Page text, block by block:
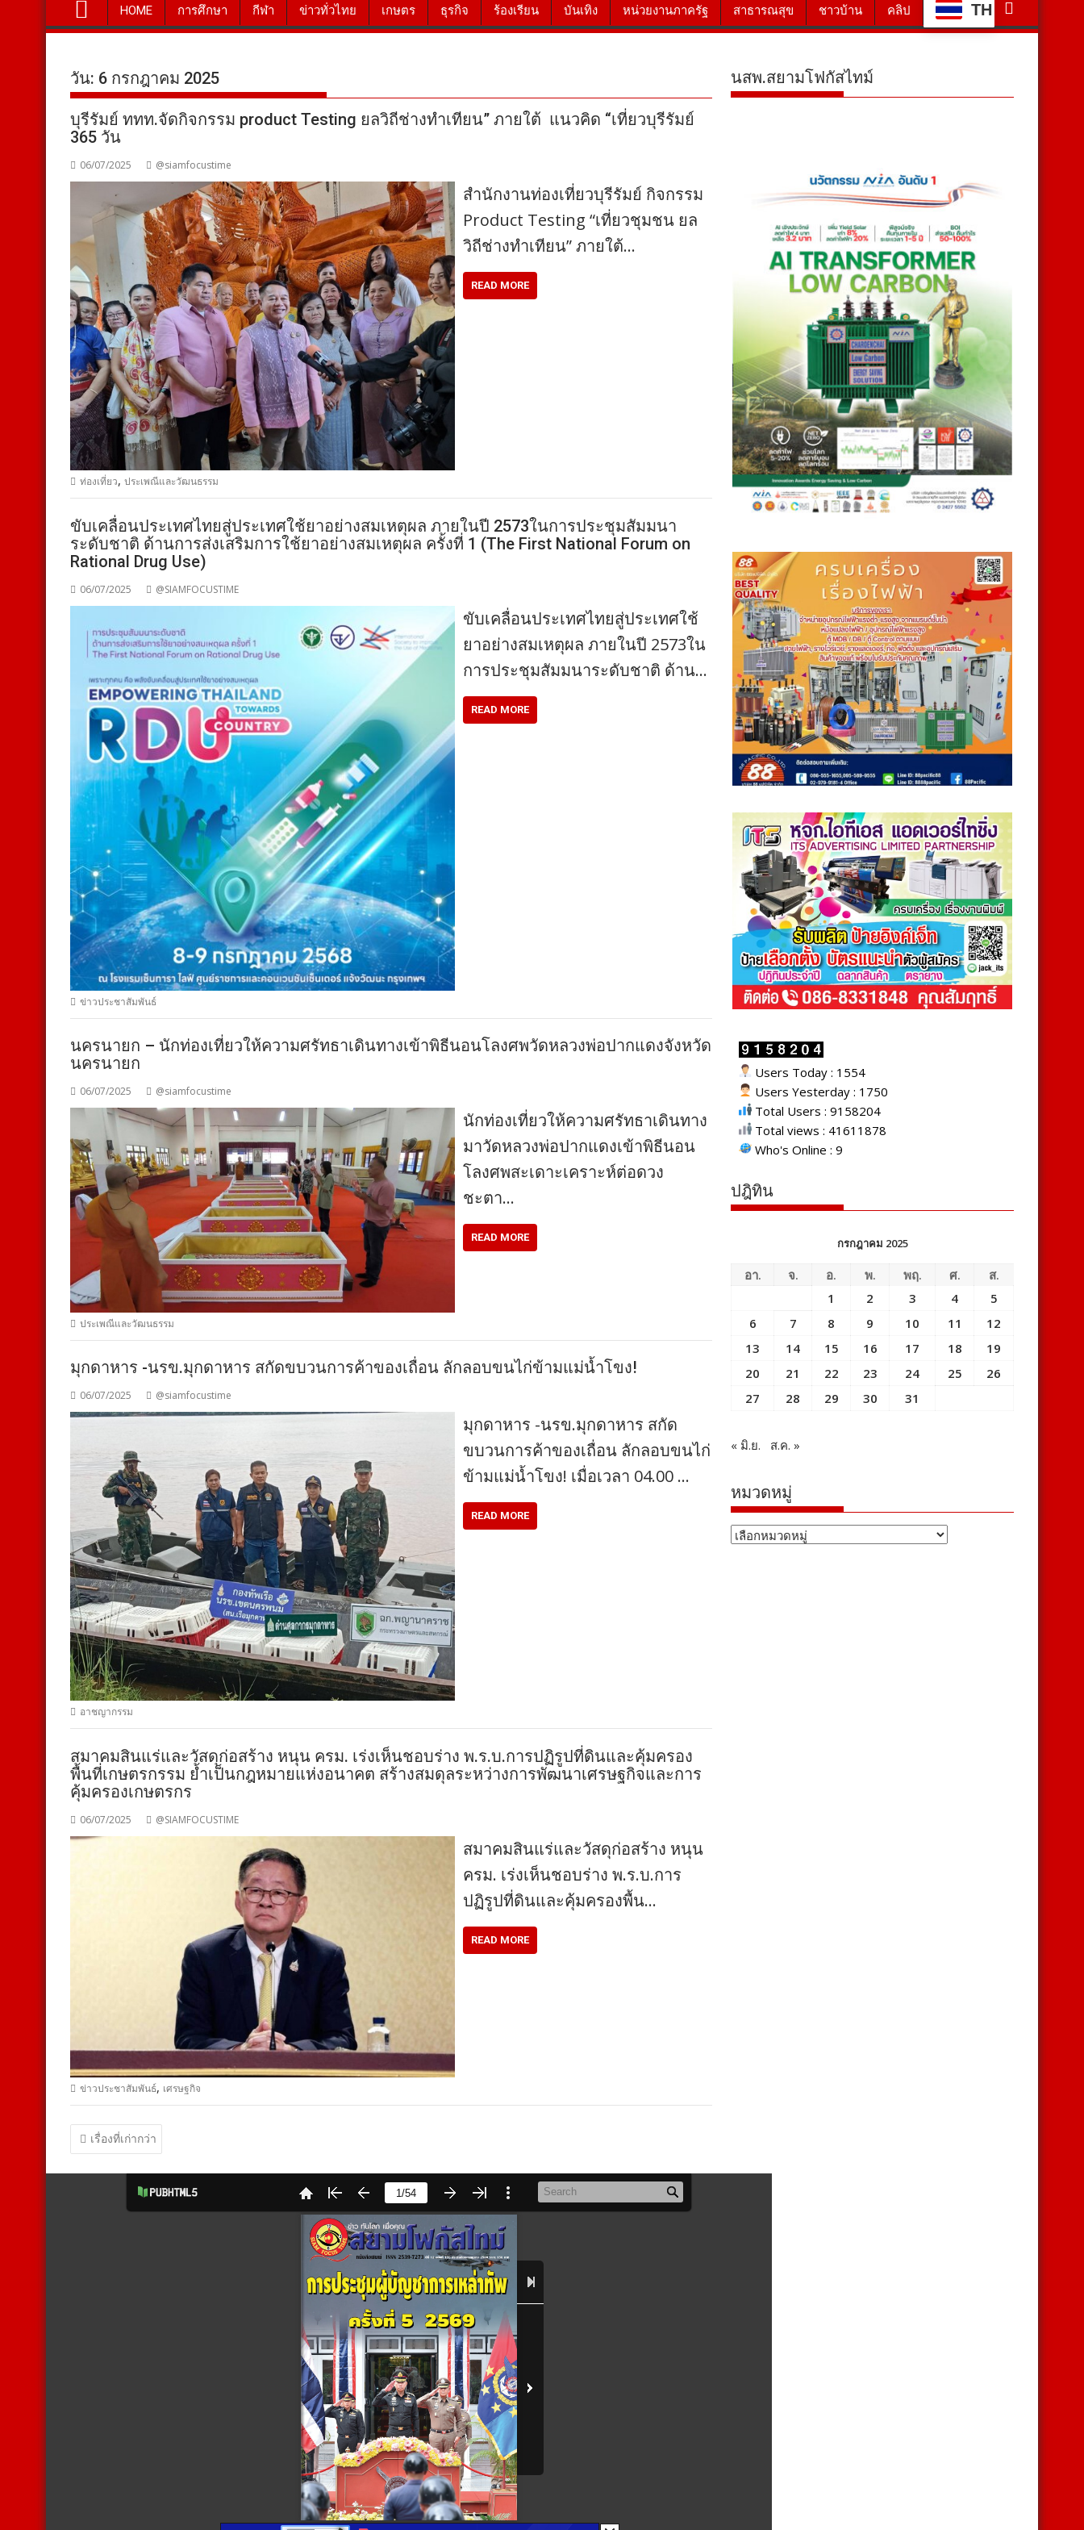
HOME การศึกษา กีฬา ข่าวทั่วไทย เกษตร ธุรกิจ ร้องเรียน บันเทิง หน่วยงานภาครัฐ สาธารณสุข ชาวบ้าน คลิป TH
วัน: 6 กรกฎาคม 2025
บุรีรัมย์ ททท.จัดกิจกรรม product Testing ยลวิถีช่างทำเทียน” ภายใต้ แนวคิด “เที่ยวบุรีรัมย์
365 วัน
06/07/2025 @siamfocustime
สำนักงานท่องเที่ยวบุรีรัมย์ กิจกรรม
Product Testing “เที่ยวชุมชน ยล
วิถีช่างทำเทียน” ภายใต้…
READ MORE
ท่องเที่ยว, ประเพณีและวัฒนธรรม
ขับเคลื่อนประเทศไทยสู่ประเทศใช้ยาอย่างสมเหตุผล ภายในปี 2573ในการประชุมสัมมนา
ระดับชาติ ด้านการส่งเสริมการใช้ยาอย่างสมเหตุผล ครั้งที่ 1 (The First National Forum on
Rational Drug Use)
06/07/2025 @SIAMFOCUSTIME
ขับเคลื่อนประเทศไทยสู่ประเทศใช้
ยาอย่างสมเหตุผล ภายในปี 2573ใน
การประชุมสัมมนาระดับชาติ ด้าน…
READ MORE
ข่าวประชาสัมพันธ์
นครนายก – นักท่องเที่ยวให้ความศรัทธาเดินทางเข้าพิธีนอนโลงศพวัดหลวงพ่อปากแดงจังหวัด
นครนายก
06/07/2025 @siamfocustime
นักท่องเที่ยวให้ความศรัทธาเดินทาง
มาวัดหลวงพ่อปากแดงเข้าพิธีนอน
โลงศพสะเดาะเคราะห์ต่อดวง
ชะตา…
READ MORE
ประเพณีและวัฒนธรรม
มุกดาหาร -​นรข.มุกดาหาร สกัดขบวนการค้าของเถื่อน ลักลอบขนไก่ข้ามแม่น้ำโขง!
06/07/2025 @siamfocustime
มุกดาหาร -​นรข.มุกดาหาร สกัด
ขบวนการค้าของเถื่อน ลักลอบขนไก่
ข้ามแม่น้ำโขง! เมื่อเวลา 04.00 …
READ MORE
อาชญากรรม
สมาคมสินแร่และวัสดุก่อสร้าง หนุน ครม. เร่งเห็นชอบร่าง พ.ร.บ.การปฏิรูปที่ดินและคุ้มครอง
พื้นที่เกษตรกรรม ย้ำเป็นกฎหมายแห่งอนาคต สร้างสมดุลระหว่างการพัฒนาเศรษฐกิจและการ
คุ้มครองเกษตรกร
06/07/2025 @SIAMFOCUSTIME
สมาคมสินแร่และวัสดุก่อสร้าง หนุน
ครม. เร่งเห็นชอบร่าง พ.ร.บ.การ
ปฏิรูปที่ดินและคุ้มครองพื้น…
READ MORE
ข่าวประชาสัมพันธ์, เศรษฐกิจ
แนะแนว
เรื่อง
เรื่องที่เก่ากว่า
นสพ.สยามโฟกัสไทม์
Users Today : 1554
Users Yesterday : 1750
Total Users : 9158204
Total views : 41611878
Who's Online : 9
ปฎิทิน
กรกฎาคม 2025
อา. จ. อ. พ. พฤ. ศ.
ส.
1
2 3 4
5
6
7 8 9 10 11
12
13
14 15 16 17 18
19
20
21 22 23 24 25
26
27
28 29 30 31
« มิ.ย. ส.ค. »
หมวดหมู่
หมวด